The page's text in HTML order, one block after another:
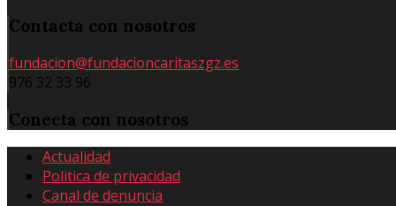
Contacta con nosotros
fundacion@fundacioncaritaszgz.es
976 32 33 96
Conecta con nosotros
Actualidad
Politica de privacidad
Canal de denuncia